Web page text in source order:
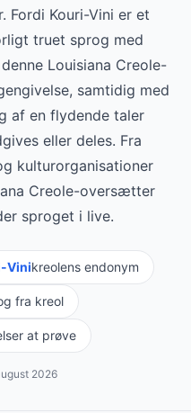
Kouri-Vini er et
truet sprog med
Louisiana Creole-
samtidig med
af en flydende taler
eller deles. Fra
kulturorganisationer
Creole-oversætter
sproget i live.
Vinikreolens endonym
fra kreol
at prøve
2026